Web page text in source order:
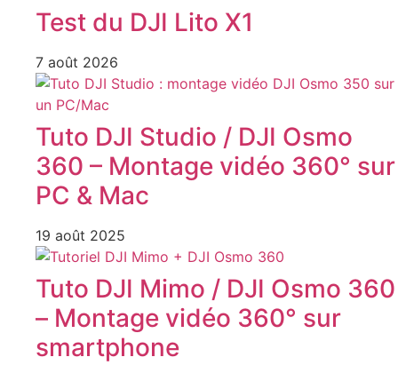
Test du DJI Lito X1
7 août 2026
Tuto DJI Studio / DJI Osmo
360 – Montage vidéo 360° sur
PC & Mac
19 août 2025
Tuto DJI Mimo / DJI Osmo 360
– Montage vidéo 360° sur
smartphone